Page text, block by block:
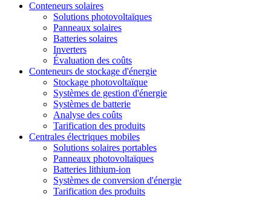
Conteneurs solaires
Solutions photovoltaïques
Panneaux solaires
Batteries solaires
Inverters
Évaluation des coûts
Conteneurs de stockage d'énergie
Stockage photovoltaïque
Systèmes de gestion d'énergie
Systèmes de batterie
Analyse des coûts
Tarification des produits
Centrales électriques mobiles
Solutions solaires portables
Panneaux photovoltaïques
Batteries lithium-ion
Systèmes de conversion d'énergie
Tarification des produits